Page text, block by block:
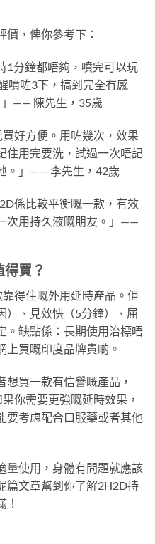
，俾你參考下：
1分鐘都唔夠，噴完可以玩
噴咗3下，搞到完全冇感
—— 陳先生，35歲
好方便。用咗幾次，效果
住用完要洗，試過一次唔記
。」—— 李先生，42歲
係比較平衡嘅一款，有效
次用持久液嘅朋友。」——
買？
得住嘅外用延時產品。佢
）、見效快（5分鐘）、屈
。缺點係：長期使用治標唔
上買嘅印度品牌貴啲。
買一款有信譽嘅產品，
你需要更強嘅延時效果，
要考虑配合口服藥或者其他
量使用，身體有問題就應該
篇文章幫到你了解2H2D持
！